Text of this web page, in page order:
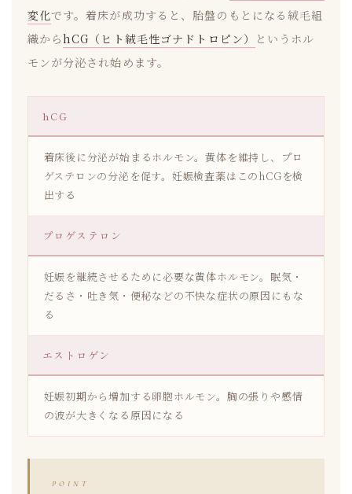
変化です。着床が成功すると、胎盤のもとになる絨毛組
織からhCG（ヒト絨毛性ゴナドトロピン）
というホル
モンが分泌され始めます。
hCG
着床後に分泌が始まるホルモン。黄体を維持し、プロ
ゲステロンの分泌を促す。妊娠検査薬はこのhCGを検
出する
プロゲステロン
妊娠を継続させるために必要な黄体ホルモン。眠気・
だるさ・吐き気・便秘などの不快な症状の原因にもな
る
エストロゲン
妊娠初期から増加する卵胞ホルモン。胸の張りや感情
の波が大きくなる原因になる
POINT